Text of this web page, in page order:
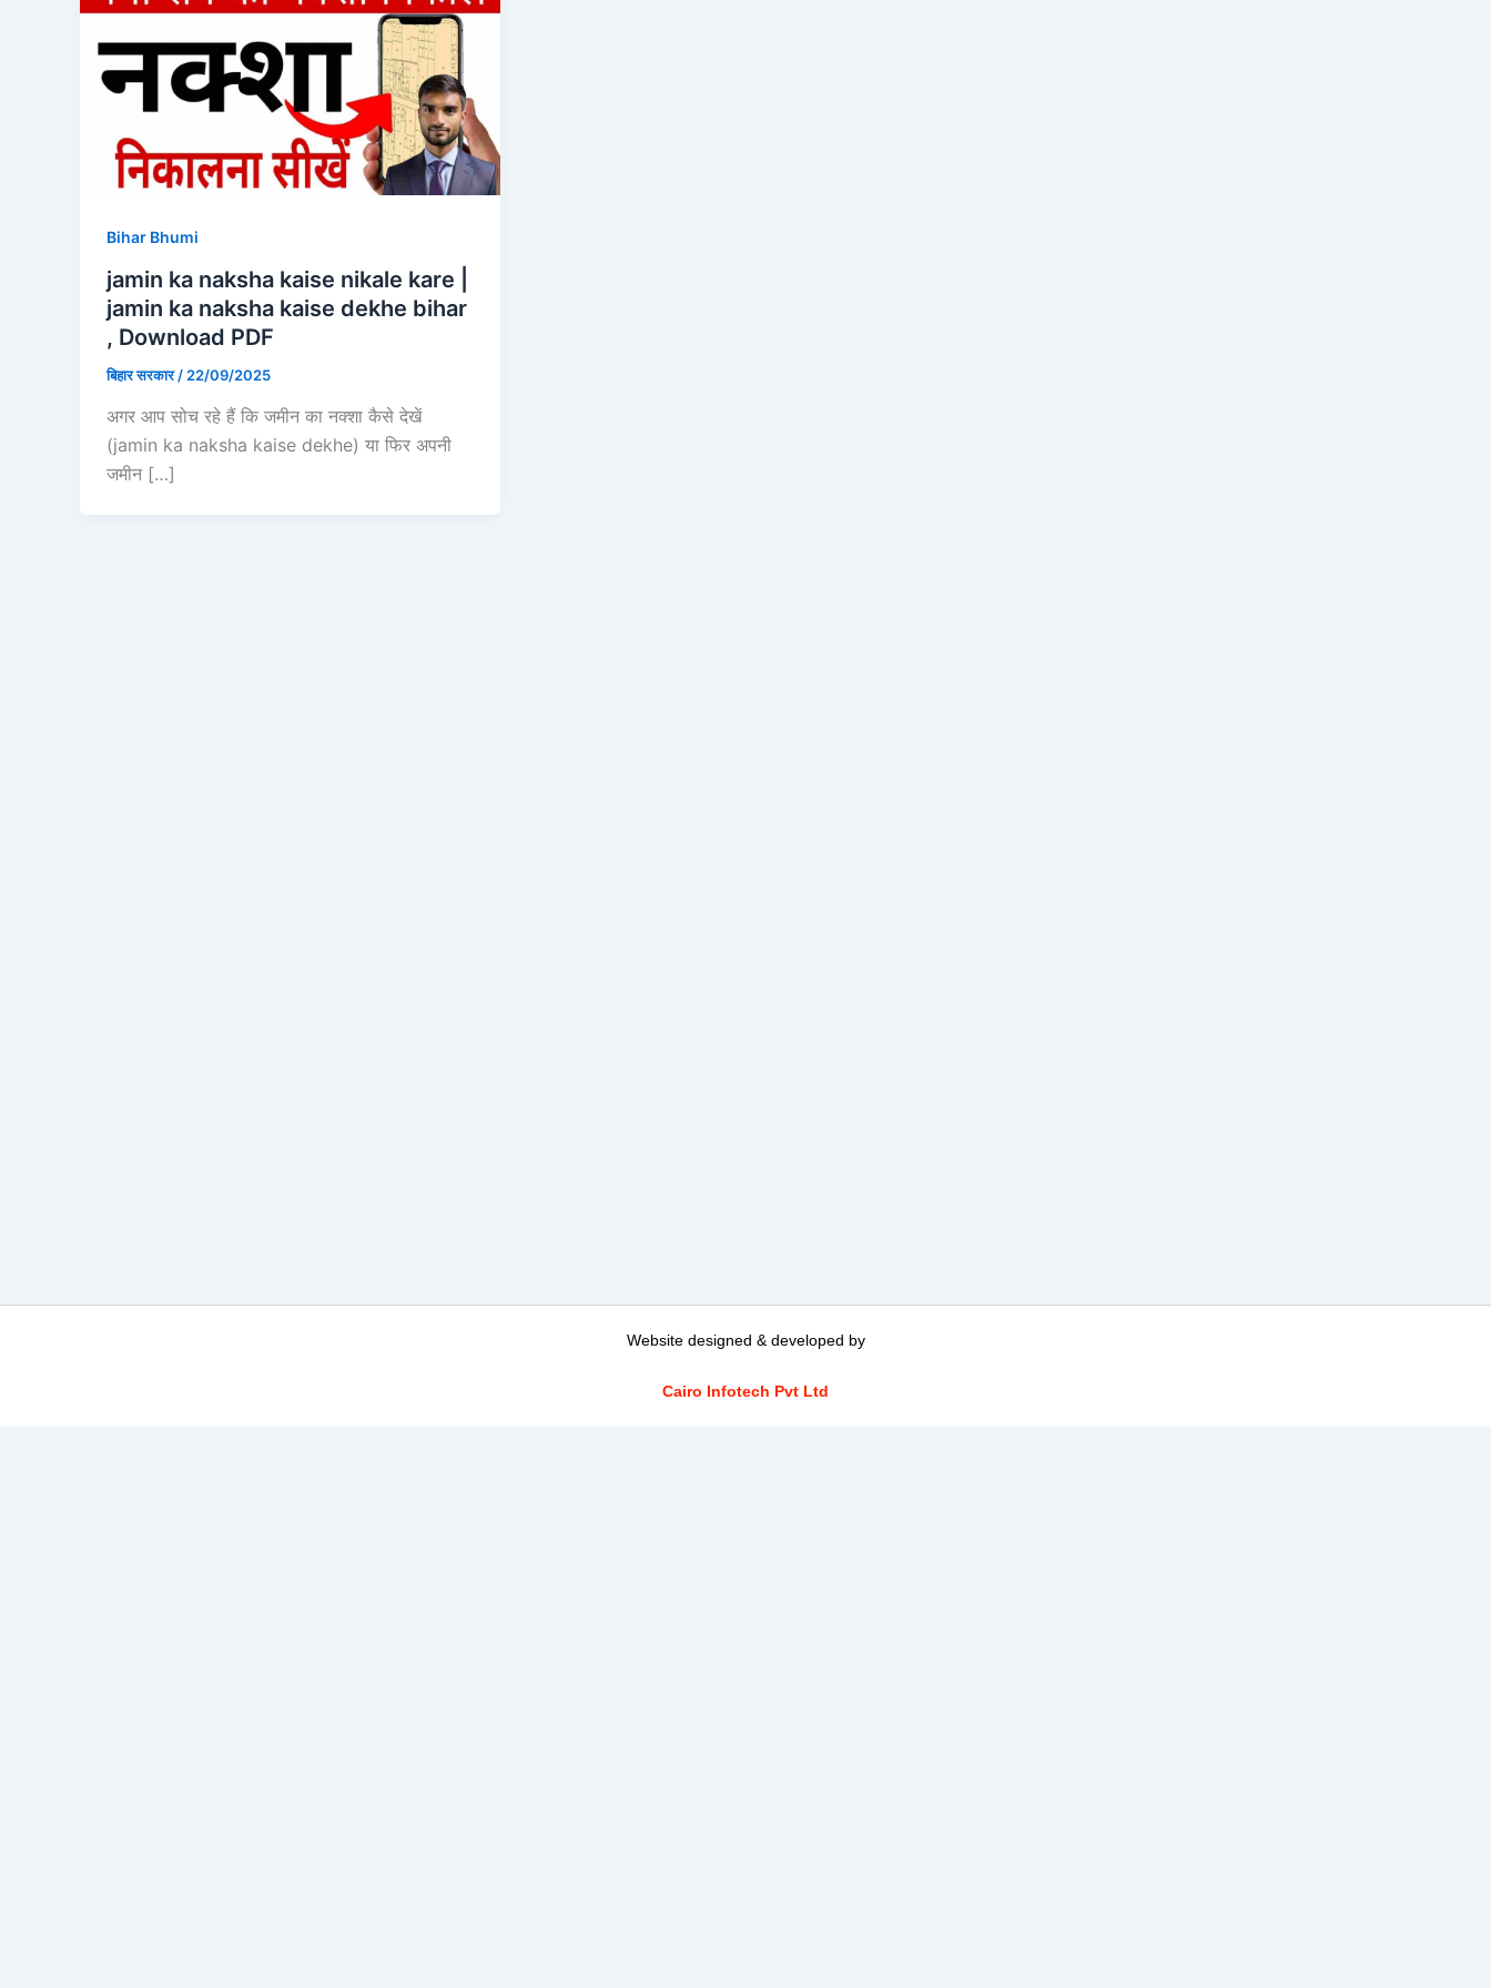
Bihar Bhumi
jamin ka naksha kaise nikale kare |
jamin ka naksha kaise dekhe bihar
, Download PDF
बिहार सरकार/ 22/09/2025
अगर आप सोच रहे हैं कि जमीन का नक्शा कैसे देखें
(jamin ka naksha kaise dekhe) या फिर अपनी
जमीन […]
Website designed & developed by
Cairo Infotech Pvt Ltd